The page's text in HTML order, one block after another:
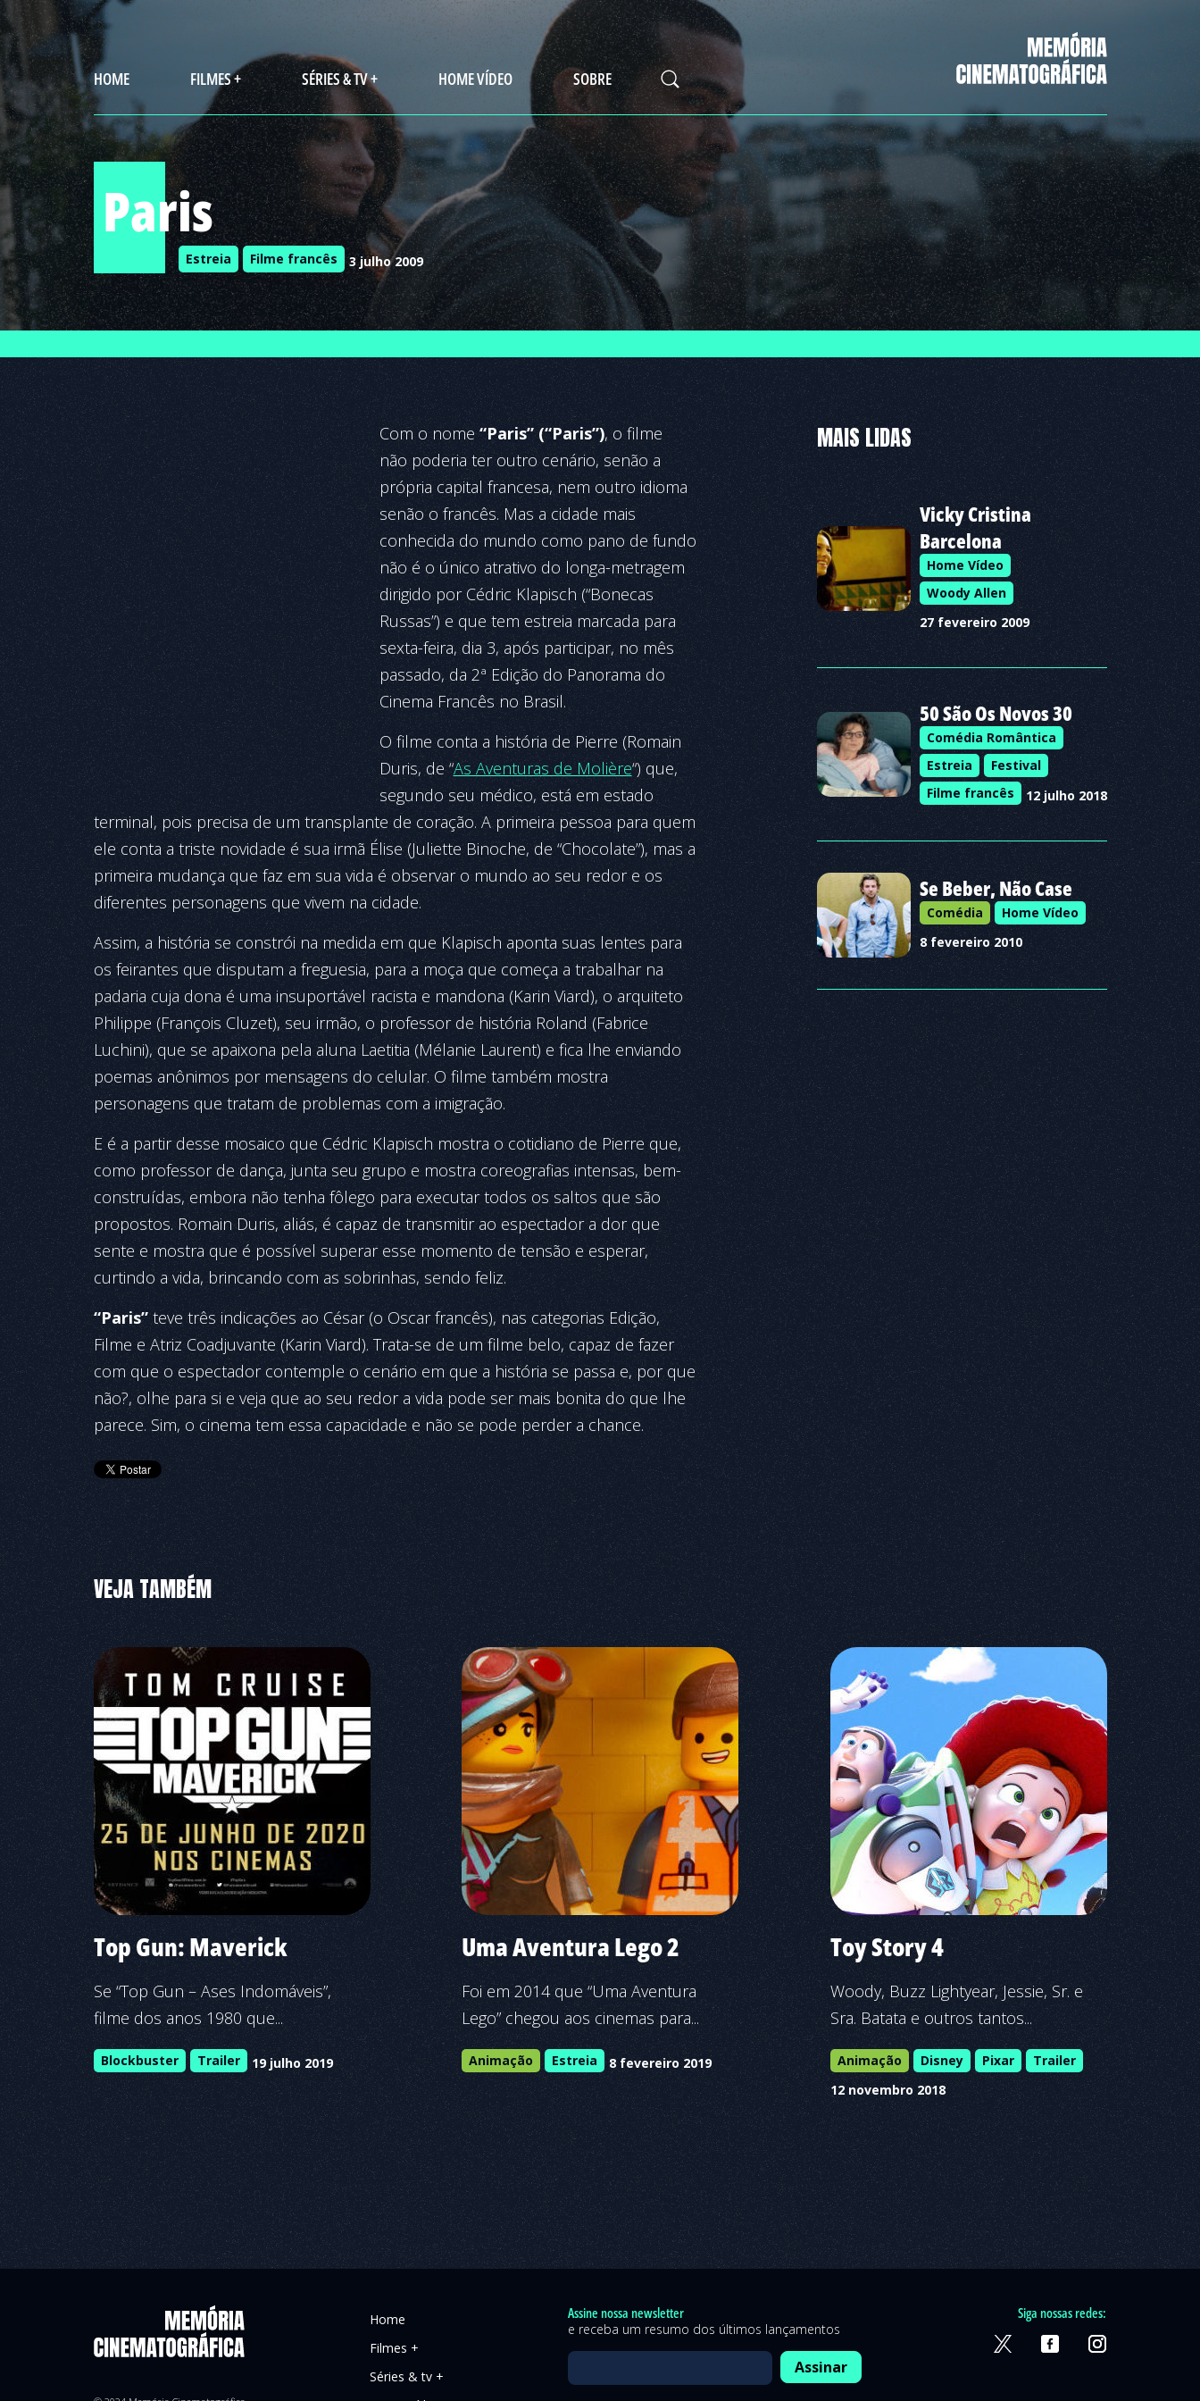
HOME FILMES + SÉRIES & TV + HOME VÍDEO SOBRE
Paris
Estreia Filme francês 3 julho 2009
Com o nome“Paris” (“Paris”), o filme
não poderia ter outro cenário, senão a
própria capital francesa, nem outro idioma
senão o francês. Mas a cidade mais
conhecida do mundo como pano de fundo
não é o único atrativo do longa-metragem
dirigido por Cédric Klapisch (“Bonecas
Russas”) e que tem estreia marcada para
sexta-feira, dia 3, após participar, no mês
passado, da 2ª Edição do Panorama do
Cinema Francês no Brasil.
O filme conta a história de Pierre (Romain
Duris, de “As Aventuras de Molière“) que,
segundo seu médico, está em estado
terminal, pois precisa de um transplante de coração. A primeira pessoa para quem
ele conta a triste novidade é sua irmã Élise (Juliette Binoche, de “Chocolate”), mas a
primeira mudança que faz em sua vida é observar o mundo ao seu redor e os
diferentes personagens que vivem na cidade.
Assim, a história se constrói na medida em que Klapisch aponta suas lentes para
os feirantes que disputam a freguesia, para a moça que começa a trabalhar na
padaria cuja dona é uma insuportável racista e mandona (Karin Viard), o arquiteto
Philippe (François Cluzet), seu irmão, o professor de história Roland (Fabrice
Luchini), que se apaixona pela aluna Laetitia (Mélanie Laurent) e fica lhe enviando
poemas anônimos por mensagens do celular. O filme também mostra
personagens que tratam de problemas com a imigração.
E é a partir desse mosaico que Cédric Klapisch mostra o cotidiano de Pierre que,
como professor de dança, junta seu grupo e mostra coreografias intensas, bem-
construídas, embora não tenha fôlego para executar todos os saltos que são
propostos. Romain Duris, aliás, é capaz de transmitir ao espectador a dor que
sente e mostra que é possível superar esse momento de tensão e esperar,
curtindo a vida, brincando com as sobrinhas, sendo feliz.
“Paris”teve três indicações ao César (o Oscar francês), nas categorias Edição,
Filme e Atriz Coadjuvante (Karin Viard). Trata-se de um filme belo, capaz de fazer
com que o espectador contemple o cenário em que a história se passa e, por que
não?, olhe para si e veja que ao seu redor a vida pode ser mais bonita do que lhe
parece. Sim, o cinema tem essa capacidade e não se pode perder a chance.
MAIS LIDAS
Vicky Cristina
Barcelona
Home Vídeo
Woody Allen
27 fevereiro 2009
50 São Os Novos 30
Comédia Romântica
Estreia
Festival
Filme francês
12 julho 2018
Se Beber, Não Case
Comédia
Home Vídeo
8 fevereiro 2010
VEJA TAMBÉM
Top Gun: Maverick
Se “Top Gun – Ases Indomáveis”,
filme dos anos 1980 que...
Blockbuster Trailer 19 julho 2019
Uma Aventura Lego 2
Foi em 2014 que “Uma Aventura
Lego” chegou aos cinemas para...
Animação Estreia 8 fevereiro 2019
Toy Story 4
Woody, Buzz Lightyear, Jessie, Sr. e
Sra. Batata e outros tantos...
Animação Disney Pixar
Trailer
12 novembro 2018
Home
Filmes +
Séries & tv +
Assine nossa newsletter
e receba um resumo dos últimos lançamentos
Siga nossas redes: